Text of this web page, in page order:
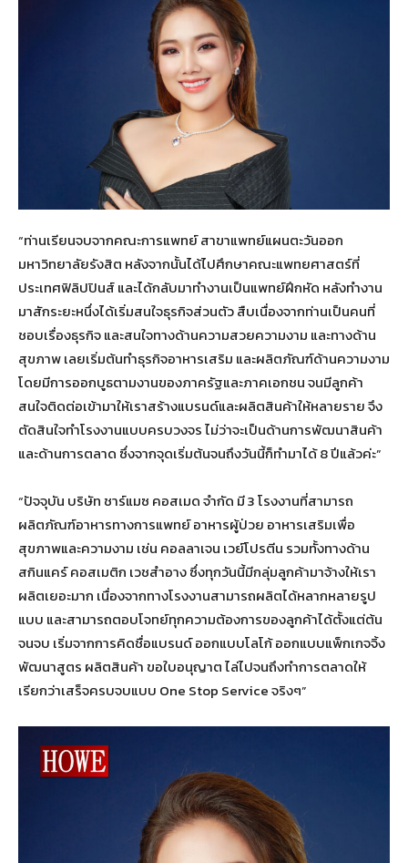
“ท่านเรียนจบจากคณะการแพทย์ สาขาแพทย์แผนตะวันออก
มหาวิทยาลัยรังสิต หลังจากนั้นได้ไปศึกษาคณะแพทยศาสตร์ที่
ประเทศฟิลิปปินส์ และได้กลับมาทำงานเป็นแพทย์ฝึกหัด หลังทำงาน
มาสักระยะหนึ่งได้เริ่มสนใจธุรกิจส่วนตัว สืบเนื่องจากท่านเป็นคนที่
ชอบเรื่องธุรกิจ และสนใจทางด้านความสวยความงาม และทางด้าน
สุขภาพ เลยเริ่มต้นทำธุรกิจอาหารเสริม และผลิตภัณฑ์ด้านความงาม
โดยมีการออกบูธตามงานของภาครัฐและภาคเอกชน จนมีลูกค้า
สนใจติดต่อเข้ามาให้เราสร้างแบรนด์และผลิตสินค้าให้หลายราย จึง
ตัดสินใจทำโรงงานแบบครบวงจร ไม่ว่าจะเป็นด้านการพัฒนาสินค้า
และด้านการตลาด ซึ่งจากจุดเริ่มต้นจนถึงวันนี้ก็ทำมาได้ 8 ปีแล้วค่ะ”
“ปัจจุบัน บริษัท ชาร์แมซ คอสเมด จำกัด มี 3 โรงงานที่สามารถ
ผลิตภัณฑ์อาหารทางการแพทย์ อาหารผู้ป่วย อาหารเสริมเพื่อ
สุขภาพและความงาม เช่น คอลลาเจน เวย์โปรตีน รวมทั้งทางด้าน
สกินแคร์ คอสเมติก เวชสำอาง ซึ่งทุกวันนี้มีกลุ่มลูกค้ามาจ้างให้เรา
ผลิตเยอะมาก เนื่องจากทางโรงงานสามารถผลิตได้หลากหลายรูป
แบบ และสามารถตอบโจทย์ทุกความต้องการของลูกค้าได้ตั้งแต่ต้น
จนจบ เริ่มจากการคิดชื่อแบรนด์ ออกแบบโลโก้ ออกแบบแพ็กเกจจิ้ง
พัฒนาสูตร ผลิตสินค้า ขอใบอนุญาต ไล่ไปจนถึงทำการตลาดให้
เรียกว่าเสร็จครบจบแบบ One Stop Service จริงๆ”